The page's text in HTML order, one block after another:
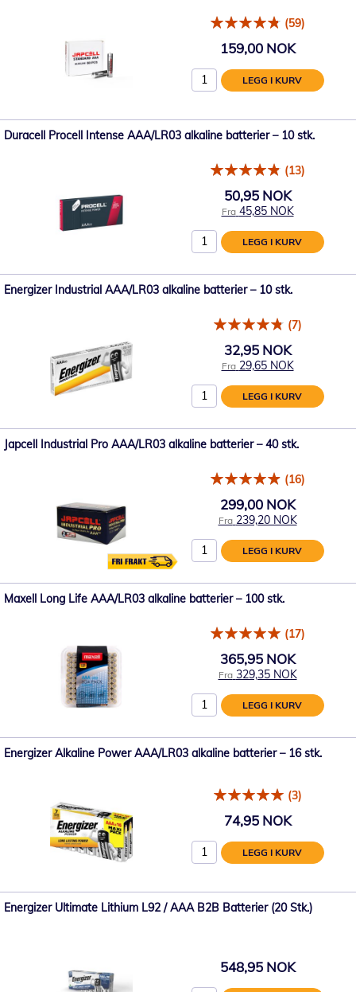
(59)
159,00 NOK
LEGG I KURV
Duracell Procell Intense AAA/LR03 alkaline batterier – 10 stk.
(13)
50,95 NOK
Fra 45,85 NOK
LEGG I KURV
Energizer Industrial AAA/LR03 alkaline batterier – 10 stk.
(7)
32,95 NOK
Fra 29,65 NOK
LEGG I KURV
Japcell Industrial Pro AAA/LR03 alkaline batterier – 40 stk.
(16)
299,00 NOK
Fra 239,20 NOK
LEGG I KURV
Maxell Long Life AAA/LR03 alkaline batterier – 100 stk.
(17)
365,95 NOK
Fra 329,35 NOK
LEGG I KURV
Energizer Alkaline Power AAA/LR03 alkaline batterier – 16 stk.
(3)
74,95 NOK
LEGG I KURV
Energizer Ultimate Lithium L92 / AAA B2B Batterier (20 Stk.)
548,95 NOK